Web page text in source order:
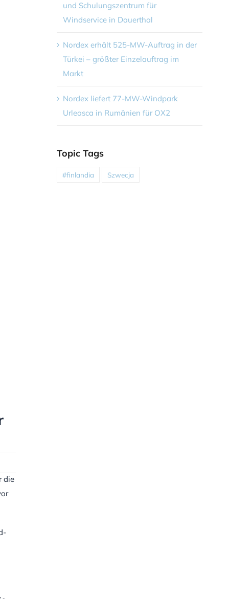
die
und Schulungszentrum für
Windservice in Dauerthal
Nordex erhält 525-MW-Auftrag in der
Türkei – größter Einzelauftrag im
Markt
Nordex liefert 77-MW-Windpark
Urleasca in Rumänien für OX2
Topic Tags
#finlandia Szwecja